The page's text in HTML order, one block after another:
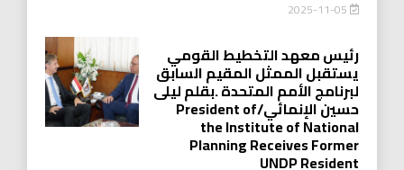
رئيس معهد التخطيط القومي
يستقبل الممثل المقيم السابق
لبرنامج الأمم المتحدة .بقلم ليلى
حسين الإنمائي/President of
the Institute of National
Planning Receives Former
UNDP Resident